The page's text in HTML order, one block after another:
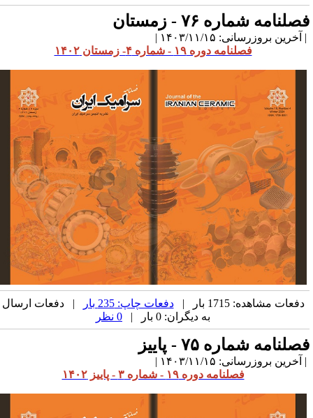
شماره ۷۶ - زمستان
بروزرسانی: ۱۴۰۳/۱۱/۱۵ |
فصلنامه دوره ۱۹ - شماره ۴- زمستان ۱۴۰۲
دفعات مشاهده: 1715 بار | دفعات چاپ: 235 بار
| دفعات ارسال
به دیگران: 0 بار |
شماره ۷۵ - پاییز
بروزرسانی: ۱۴۰۳/۱۱/۱۵ |
فصلنامه دوره ۱۹ - شماره ۳ - پاییز ۱۴۰۲